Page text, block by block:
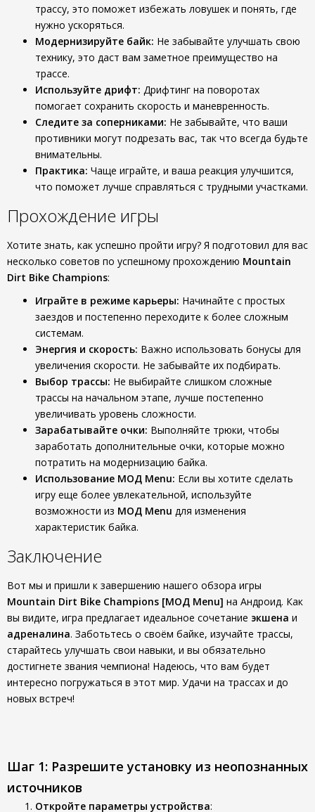
трассу, это поможет избежать ловушек и понять, где
нужно ускоряться.
Модернизируйте байк: Не забывайте улучшать свою
технику, это даст вам заметное преимущество на
трассе.
Используйте дрифт: Дрифтинг на поворотах
помогает сохранить скорость и маневренность.
Следите за соперниками: Не забывайте, что ваши
противники могут подрезать вас, так что всегда будьте
внимательны.
Практика: Чаще играйте, и ваша реакция улучшится,
что поможет лучше справляться с трудными участками.
Прохождение игры
Хотите знать, как успешно пройти игру? Я подготовил для вас
несколько советов по успешному прохождению Mountain
Dirt Bike Champions:
Играйте в режиме карьеры: Начинайте с простых
заездов и постепенно переходите к более сложным
системам.
Энергия и скорость: Важно использовать бонусы для
увеличения скорости. Не забывайте их подбирать.
Выбор трассы: Не выбирайте слишком сложные
трассы на начальном этапе, лучше постепенно
увеличивать уровень сложности.
Зарабатывайте очки: Выполняйте трюки, чтобы
заработать дополнительные очки, которые можно
потратить на модернизацию байка.
Использование МОД Menu: Если вы хотите сделать
игру еще более увлекательной, используйте
возможности из МОД Menu для изменения
характеристик байка.
Заключение
Вот мы и пришли к завершению нашего обзора игры
Mountain Dirt Bike Champions [МОД Menu] на Андроид. Как
вы видите, игра предлагает идеальное сочетание экшена и
адреналина. Заботьтесь о своём байке, изучайте трассы,
старайтесь улучшать свои навыки, и вы обязательно
достигнете звания чемпиона! Надеюсь, что вам будет
интересно погружаться в этот мир. Удачи на трассах и до
новых встреч!
Шаг 1: Разрешите установку из неопознанных
источников
Откройте параметры устройства: